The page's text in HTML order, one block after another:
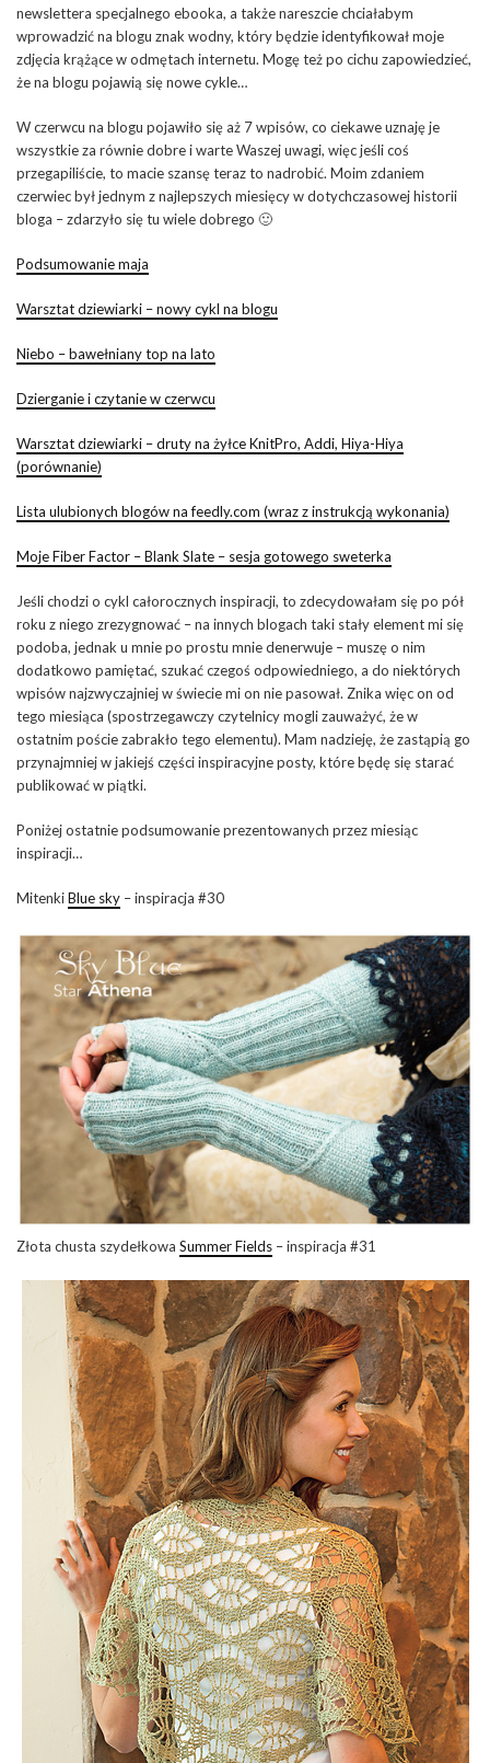
newslettera specjalnego ebooka, a także nareszcie chciałabym
wprowadzić na blogu znak wodny, który będzie identyfikował moje
zdjęcia krążące w odmętach internetu. Mogę też po cichu zapowiedzieć,
że na blogu pojawią się nowe cykle…
W czerwcu na blogu pojawiło się aż 7 wpisów, co ciekawe uznaję je
wszystkie za równie dobre i warte Waszej uwagi, więc jeśli coś
przegapiliście, to macie szansę teraz to nadrobić. Moim zdaniem
czerwiec był jednym z najlepszych miesięcy w dotychczasowej historii
bloga – zdarzyło się tu wiele dobrego 🙂
Podsumowanie maja
Warsztat dziewiarki – nowy cykl na blogu
Niebo – bawełniany top na lato
Dzierganie i czytanie w czerwcu
Warsztat dziewiarki – druty na żyłce KnitPro, Addi, Hiya-Hiya
(porównanie)
Lista ulubionych blogów na feedly.com (wraz z instrukcją wykonania)
Moje Fiber Factor – Blank Slate – sesja gotowego sweterka
Jeśli chodzi o cykl całorocznych inspiracji, to zdecydowałam się po pół
roku z niego zrezygnować – na innych blogach taki stały element mi się
podoba, jednak u mnie po prostu mnie denerwuje – muszę o nim
dodatkowo pamiętać, szukać czegoś odpowiedniego, a do niektórych
wpisów najzwyczajniej w świecie mi on nie pasował. Znika więc on od
tego miesiąca (spostrzegawczy czytelnicy mogli zauważyć, że w
ostatnim poście zabrakło tego elementu). Mam nadzieję, że zastąpią go
przynajmniej w jakiejś części inspiracyjne posty, które będę się starać
publikować w piątki.
Poniżej ostatnie podsumowanie prezentowanych przez miesiąc
inspiracji…
MitenkiBlue sky – inspiracja #30
Złota chusta szydełkowa Summer Fields – inspiracja #31